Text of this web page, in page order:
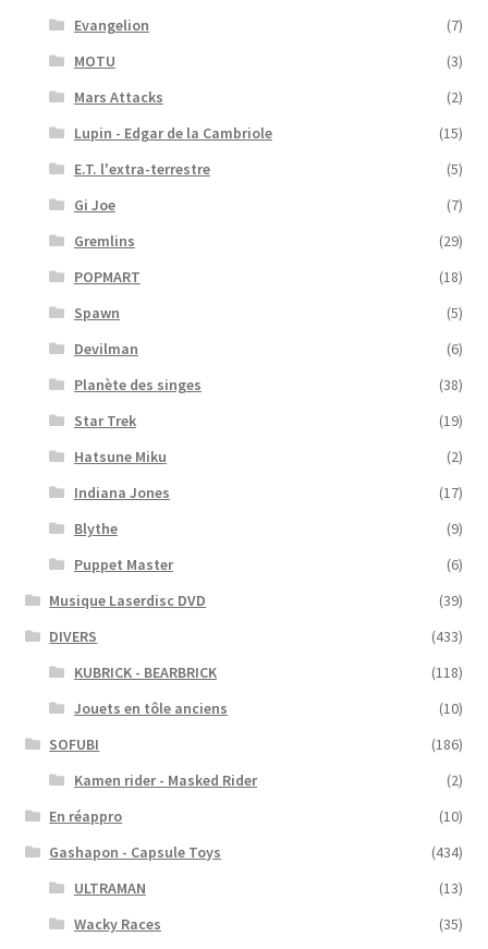
Evangelion
(7)
MOTU
(3)
Mars Attacks
(2)
Lupin - Edgar de la Cambriole
(15)
E.T. l'extra-terrestre
(5)
Gi Joe
(7)
Gremlins
(29)
POPMART
(18)
Spawn
(5)
Devilman
(6)
Planète des singes
(38)
Star Trek
(19)
Hatsune Miku
(2)
Indiana Jones
(17)
Blythe
(9)
Puppet Master
(6)
Musique Laserdisc DVD
(39)
DIVERS
(433)
KUBRICK - BEARBRICK
(118)
Jouets en tôle anciens
(10)
SOFUBI
(186)
Kamen rider - Masked Rider
(2)
En réappro
(10)
Gashapon - Capsule Toys
(434)
ULTRAMAN
(13)
Wacky Races
(35)